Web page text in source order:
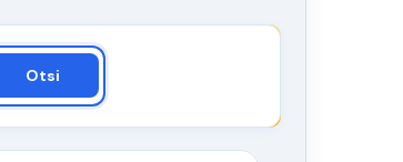
Otsi